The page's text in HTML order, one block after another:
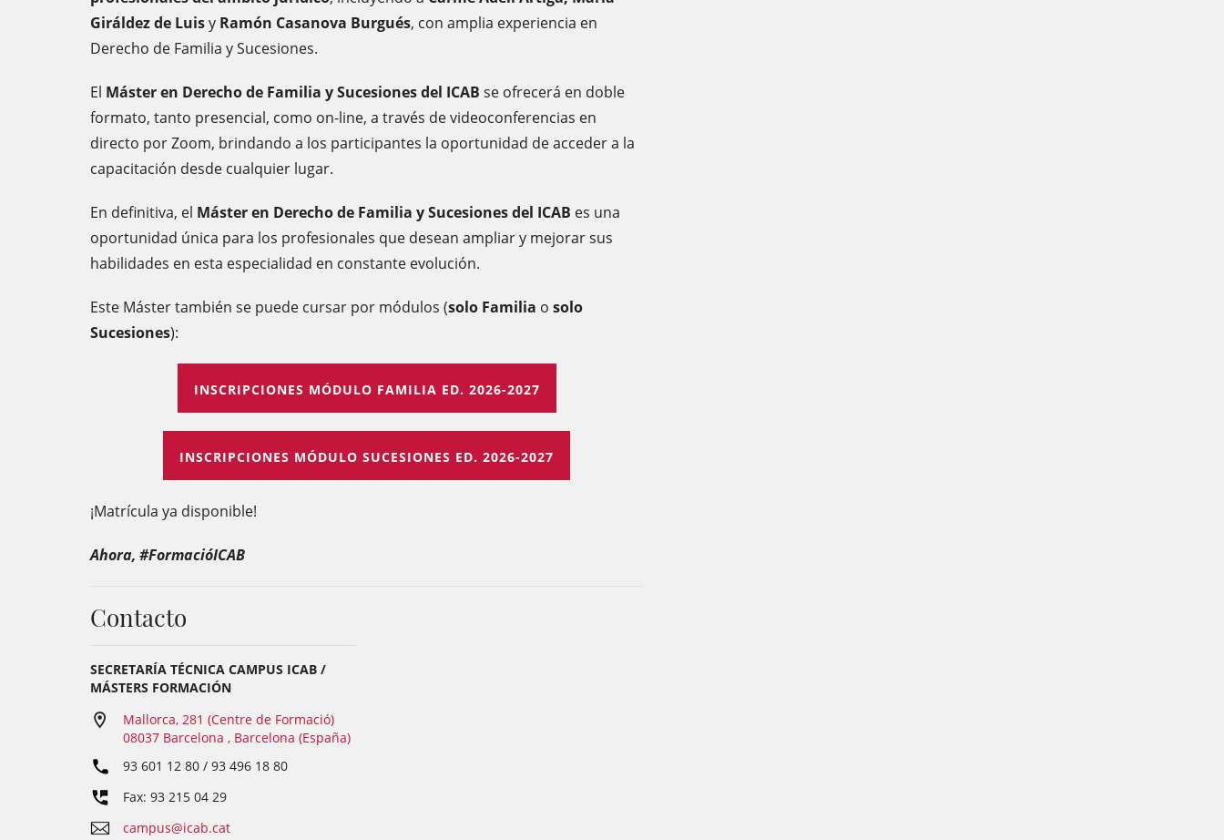
Giráldez de Luisy Ramón Casanova Burgués, con amplia experiencia en
Derecho de Familia y Sucesiones.
El Máster en Derecho de Familia y Sucesiones del ICAB se ofrecerá en doble
formato, tanto presencial, como on-line, a través de videoconferencias en
directo por Zoom, brindando a los participantes la oportunidad de acceder a la
capacitación desde cualquier lugar.
En definitiva, el Máster en Derecho de Familia y Sucesiones del ICAB es una
oportunidad única para los profesionales que desean ampliar y mejorar sus
habilidades en esta especialidad en constante evolución.
Este Máster también se puede cursar por módulos (solo Familia o solo
Sucesiones):
INSCRIPCIONES MÓDULO FAMILIA ED. 2026-2027
INSCRIPCIONES MÓDULO SUCESIONES ED. 2026-2027
¡Matrícula ya disponible!
Ahora, #FormacióICAB
Contacto
SECRETARÍA TÉCNICA CAMPUS ICAB /
MÁSTERS FORMACIÓN
Mallorca, 281 (Centre de Formació)
08037 Barcelona , Barcelona (España)
93 601 12 80 / 93 496 18 80
Fax: 93 215 04 29
campus@icab.cat